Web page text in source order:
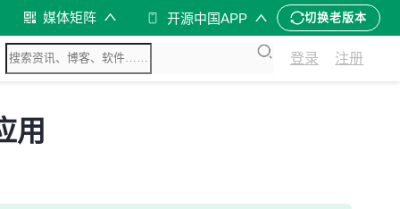
媒体矩阵 开源中国APP 切换老版本
登录 注册
用